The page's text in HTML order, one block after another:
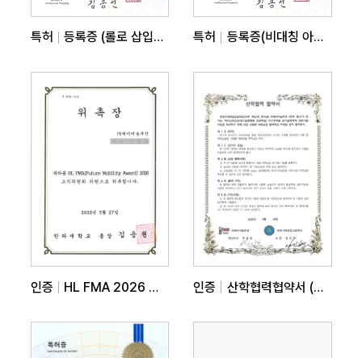
특허 등록증 (롤로 삽입형 붐 모듈을 구비하는 고소작업차용 … 특허 등록증(비대칭 아웃 트리거를 구비하는 도로 공사용 작업…
인증 HL FMA 2026 조직위원회 위촉 인증 산학협력협약서 (전북기계공업고등학교)